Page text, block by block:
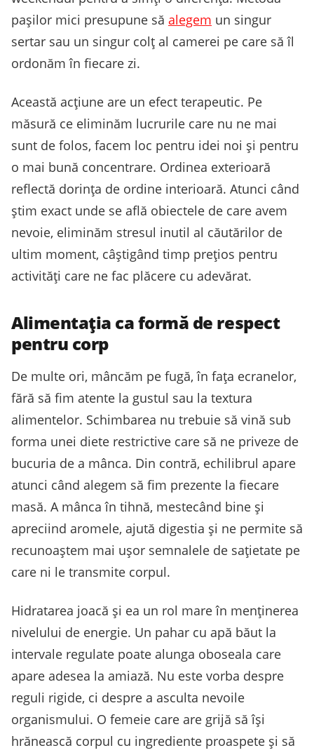
pașilor mici presupune să alegem un singur
sertar sau un singur colț al camerei pe care să îl
ordonăm în fiecare zi.
Această acțiune are un efect terapeutic. Pe
măsură ce eliminăm lucrurile care nu ne mai
sunt de folos, facem loc pentru idei noi și pentru
o mai bună concentrare. Ordinea exterioară
reflectă dorința de ordine interioară. Atunci când
știm exact unde se află obiectele de care avem
nevoie, eliminăm stresul inutil al căutărilor de
ultim moment, câștigând timp prețios pentru
activități care ne fac plăcere cu adevărat.
Alimentația ca formă de respect
pentru corp
De multe ori, mâncăm pe fugă, în fața ecranelor,
fără să fim atente la gustul sau la textura
alimentelor. Schimbarea nu trebuie să vină sub
forma unei diete restrictive care să ne priveze de
bucuria de a mânca. Din contră, echilibrul apare
atunci când alegem să fim prezente la fiecare
masă. A mânca în tihnă, mestecând bine și
apreciind aromele, ajută digestia și ne permite să
recunoaștem mai ușor semnalele de sațietate pe
care ni le transmite corpul.
Hidratarea joacă și ea un rol mare în menținerea
nivelului de energie. Un pahar cu apă băut la
intervale regulate poate alunga oboseala care
apare adesea la amiază. Nu este vorba despre
reguli rigide, ci despre a asculta nevoile
organismului. O femeie care are grijă să își
hrănească corpul cu ingrediente proaspete și să